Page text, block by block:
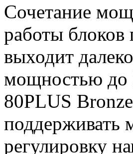
Сочетание
работы блоков
выходит
мощностью до
80PLUS
поддерживать
регулировку